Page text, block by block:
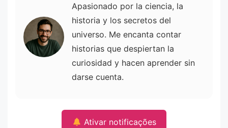
Apasionado por la ciencia, la
historia y los secretos del
universo. Me encanta contar
historias que despiertan la
curiosidad y hacen aprender sin
darse cuenta.
Ativar notificações